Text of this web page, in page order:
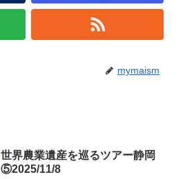
mymaism
世界農業遺産を巡るツアー静岡
⑤2025/11/8